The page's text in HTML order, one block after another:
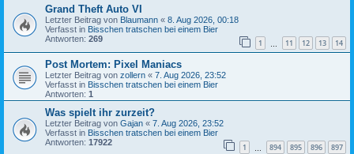
Grand Theft Auto VI
Letzter Beitrag von Blaumann « 8. Aug 2026, 00:18
Verfasst in Bisschen tratschen bei einem Bier
Antworten: 269 1 11 12 13 14
Post Mortem: Pixel Maniacs
Letzter Beitrag von zollern « 7. Aug 2026, 23:52
Verfasst in Bisschen tratschen bei einem Bier
Antworten: 1
Was spielt ihr zurzeit?
Letzter Beitrag von Gajan « 7. Aug 2026, 23:52
Verfasst in Bisschen tratschen bei einem Bier
Antworten: 17922 1 894 895 896 897